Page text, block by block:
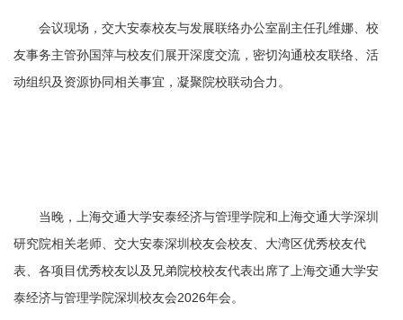
会议现场，交大安泰校友与发展联络办公室副主任孔维娜、校
友事务主管孙国萍与校友们展开深度交流，密切沟通校友联络、活
动组织及资源协同相关事宜，凝聚院校联动合力。
当晚，上海交通大学安泰经济与管理学院和上海交通大学深圳
研究院相关老师、交大安泰深圳校友会校友、大湾区优秀校友代
表、各项目优秀校友以及兄弟院校校友代表出席了上海交通大学安
泰经济与管理学院深圳校友会2026年会。